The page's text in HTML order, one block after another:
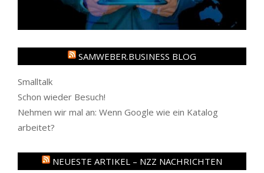
SAMWEBER.BUSINESS BLOG
Smalltalk
Schon wieder Besuch!
Nehmen wir mal an: Wenn Google wie ein Katalog
arbeitet?
NEUESTE ARTIKEL – NZZ NACHRICHTEN